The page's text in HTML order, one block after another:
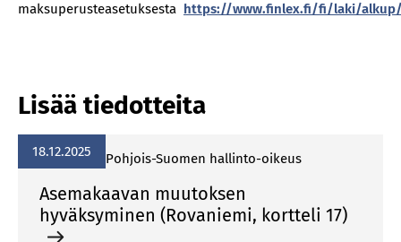
maksuperusteasetuksesta https://www.finlex.fi/fi/laki/alkup/
Lisää tiedotteita
18.12.2025 Pohjois-Suomen hallinto-oikeus
Asemakaavan muutoksen
hyväksyminen (Rovaniemi, kortteli 17)